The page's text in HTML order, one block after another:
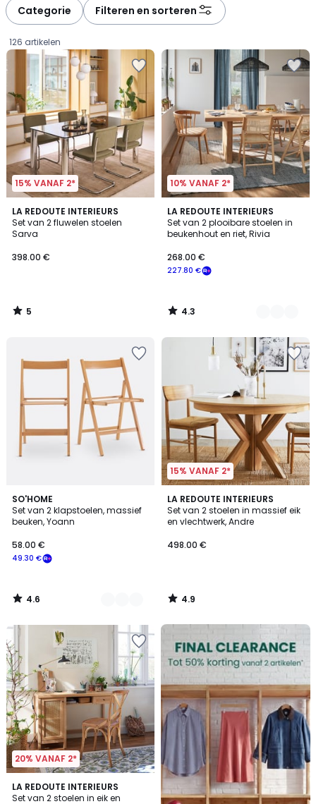
Categorie Filteren en sorteren
126 artikelen
15% VANAF 2*
LA REDOUTE INTERIEURS
Set van 2 fluwelen stoelen
Sarva
€.
398.00 €
5
/
5
5
/
10% VANAF 2*
LA REDOUTE INTERIEURS
Set van 2 plooibare stoelen in
beukenhout en riet, Rivia
227.80 €
268.00 €
4.3
/ 5
2
Kleuren
4.3
/
SO'HOME
Set van 2 klapstoelen, massief
beuken, Yoann
49.30 €
58.00 €
4.6
/ 5
2
Kleuren
4.6
/
15% VANAF 2*
LA REDOUTE INTERIEURS
Set van 2 stoelen in massief eik
en vlechtwerk, Andre
498.00 €
4.9
/ 5
4.9
/
20% VANAF 2*
LA REDOUTE INTERIEURS
Set van 2 stoelen in eik en
4.1
/ 5
FINAL
CLEARANCE